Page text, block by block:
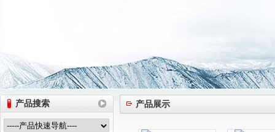
产品搜索 产品展示